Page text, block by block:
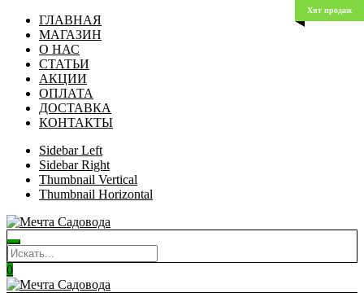
ГЛАВНАЯ
МАГАЗИН
О НАС
СТАТЬИ
АКЦИИ
ОПЛАТА
ДОСТАВКА
КОНТАКТЫ
Sidebar Left
Sidebar Right
Thumbnail Vertical
Thumbnail Horizontal
0
Хит продаж